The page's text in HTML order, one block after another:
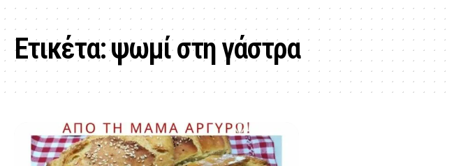
Ετικέτα:ψωμί στη γάστρα